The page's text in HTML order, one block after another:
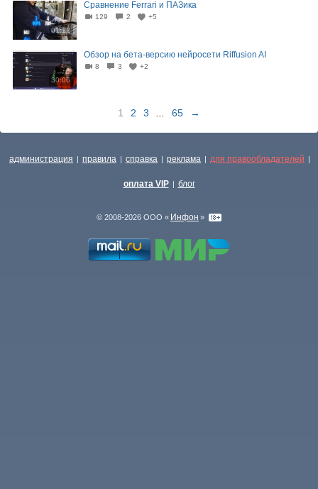
01:12
Сравнение Ferrari и ПАЗика
129 2 +5
30:06
Обзор на бета-версию нейросети Riffusion AI
8 3 +2
1 2 3 65 →
администрация | правила | справка | реклама | для правообладателей |
оплата VIP | блог
© 2008-2026 ООО « Инфон »